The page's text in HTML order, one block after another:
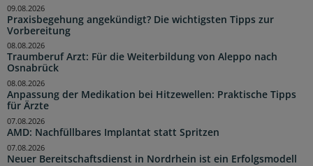
Praxisbegehung angekündigt? Die wichtigsten Tipps zur
Vorbereitung
09.08.2026
Traumberuf Arzt: Für die Weiterbildung von Aleppo nach
Osnabrück
08.08.2026
Anpassung der Medikation bei Hitzewellen: Praktische Tipps
für Ärzte
08.08.2026
AMD: Nachfüllbares Implantat statt Spritzen
07.08.2026
Neuer Bereitschaftsdienst in Nordrhein ist ein Erfolgsmodell
07.08.2026